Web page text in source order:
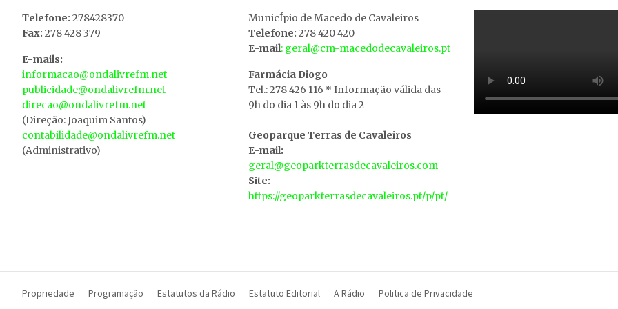
Telefone: 278428370
Fax: 278 428 379
E-mails:
informacao@ondalivrefm.net
publicidade@ondalivrefm.net
direcao@ondalivrefm.net
(Direção: Joaquim Santos)
contabilidade@ondalivrefm.net
(Administrativo)
MunicÍpio de Macedo de Cavaleiros
Telefone: 278 420 420
E-mail: geral@cm-macedodecavaleiros.pt
Farmácia Diogo
Tel.: 278 426 116 * Informação válida das
9h do dia 1 às 9h do dia 2
Geoparque Terras de Cavaleiros
E-mail:
geral@geoparkterrasdecavaleiros.com
Site:
https://geoparkterrasdecavaleiros.pt/p/pt/
Propriedade Programação Estatutos da Rádio Estatuto Editorial A Rádio Politica de Privacidade